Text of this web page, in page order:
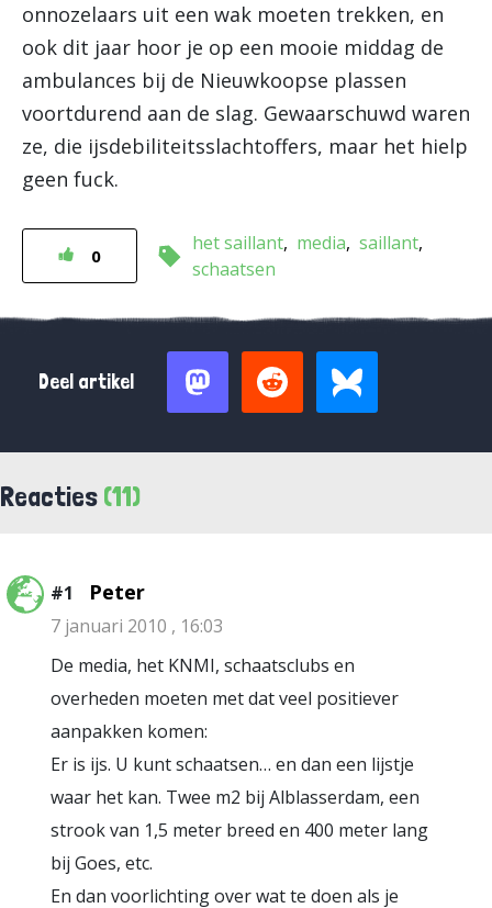
onnozelaars uit een wak moeten trekken, en
ook dit jaar hoor je op een mooie middag de
ambulances bij de Nieuwkoopse plassen
voortdurend aan de slag. Gewaarschuwd waren
ze, die ijsdebiliteitsslachtoffers, maar het hielp
geen fuck.
0
het saillant media saillant
schaatsen
Deel artikel
Reacties (11)
#1 Peter
7 januari 2010 , 16:03
De media, het KNMI, schaatsclubs en
overheden moeten met dat veel positiever
aanpakken komen:
Er is ijs. U kunt schaatsen… en dan een lijstje
waar het kan. Twee m2 bij Alblasserdam, een
strook van 1,5 meter breed en 400 meter lang
bij Goes, etc.
En dan voorlichting over wat te doen als je